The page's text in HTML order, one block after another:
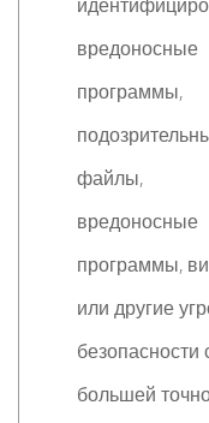
вредоносные
программы,
файлы,
вредоносные
программы,
или другие
безопасности
большей